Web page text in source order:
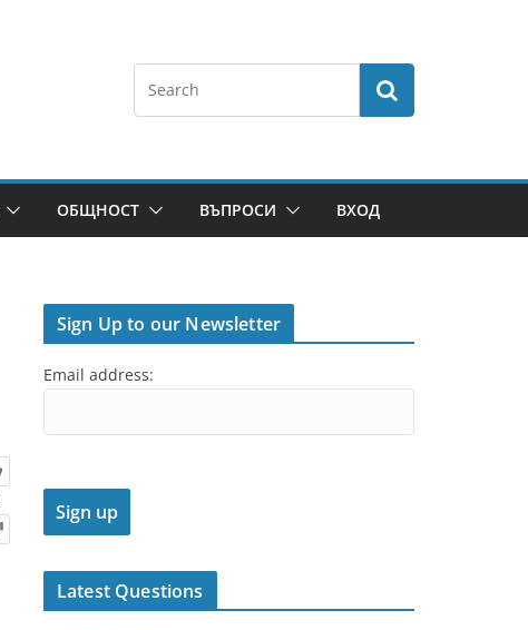
ОБЩНОСТ ВЪПРОСИ ВХОД
Sign Up to our Newsletter
Email address:
Latest Questions